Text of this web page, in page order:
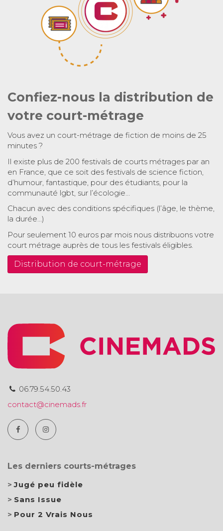
Confiez-nous la distribution de
votre court-métrage
Vous avez un court-métrage de fiction de moins de 25
minutes ?
Il existe plus de 200 festivals de courts métrages par an
en France, que ce soit des festivals de science fiction,
d’humour, fantastique, pour des étudiants, pour la
communauté lgbt, sur l’écologie…
Chacun avec des conditions spécifiques (l’âge, le thème,
la durée…)
Pour seulement 10 euros par mois nous distribuons votre
court métrage auprès de tous les festivals éligibles.
Distribution de court-métrage
06.79.54.50.43
contact@cinemads.fr
Les derniers courts-métrages
Jugé peu fidèle
Sans Issue
Pour 2 Vrais Nous